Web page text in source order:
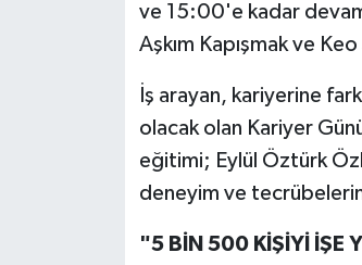
ve 15:00'e kadar
Aşkım Kapışmak ve
İş arayan, kariyerine
olacak olan Kariyer
eğitimi; Eylül Öztürk
deneyim ve
"5 BİN 500 KİŞİYİ İŞE